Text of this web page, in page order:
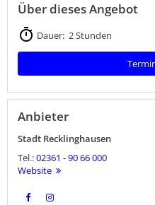
Über dieses Angebot
Dauer: 2 Stunden
Anbieter
Stadt Recklinghausen
Tel.:02361 - 90 66 000
Website